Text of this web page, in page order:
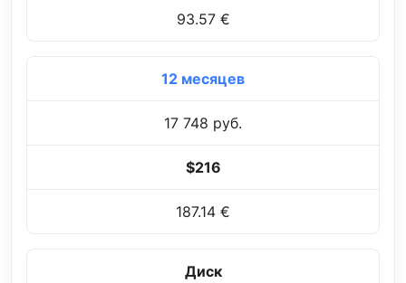
93.57 €
12 месяцев
17 748 руб.
$216
187.14 €
Диск